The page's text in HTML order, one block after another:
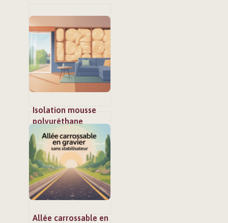
Isolation mousse
polyuréthane
projetée faire soi-
même : mode
d’emploi complet
Allée carrossable en